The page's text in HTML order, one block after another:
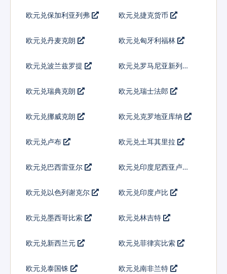
欧元兑保加利亚列弗 欧元兑捷克货币
欧元兑丹麦克朗 欧元兑匈牙利福林
欧元兑波兰兹罗提 欧元兑罗马尼亚新列伊
欧元兑瑞典克朗 欧元兑瑞士法郎
欧元兑挪威克朗 欧元兑克罗地亚库纳
欧元兑卢布 欧元兑土耳其里拉
欧元兑巴西雷亚尔 欧元兑印度尼西亚卢比
欧元兑以色列谢克尔 欧元兑印度卢比
欧元兑墨西哥比索 欧元兑林吉特
欧元兑新西兰元 欧元兑菲律宾比索
欧元兑泰国铢 欧元兑南非兰特